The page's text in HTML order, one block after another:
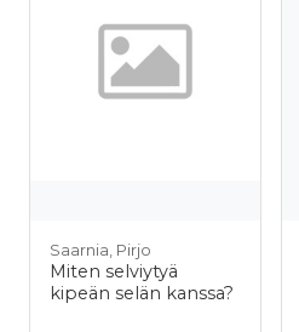
Saarnia, Pirjo
Miten selviytyä
kipeän selän kanssa?